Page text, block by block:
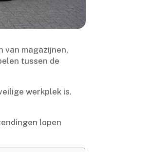
van magazijnen,
tussen de
werkplek is.​
lopen